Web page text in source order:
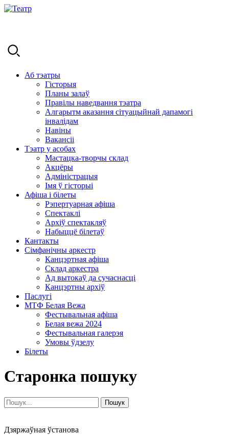
Аб тэатры
Гісторыя
Планы залаў
Правілы наведвання тэатра
Алгарытм аказання сітуацыйнай дапамогі
інвалідам
Навіны
Вакансіі
Тэатр у асобах
Мастацка-творчы склад
Акцёры
Адміністрацыя
Імя ў гісторыі
Афіша і білеты
Рэпертуарная афіша
Спектаклі
Архіў спектакляў
Набыццё білетаў
Кантакты
Сімфанічны аркестр
Канцэртная афіша
Склад аркестра
Ад вытокаў да сучаснасці
Канцэртны архіў
Паслугі
МТФ Белая Вежа
Фестывальная афіша
Белая вежа 2024
Фестывальная галерэя
Умовы ўдзелу
Білеты
Старонка пошуку
Знайсці: Пошук
Дзяржаўная ўстанова